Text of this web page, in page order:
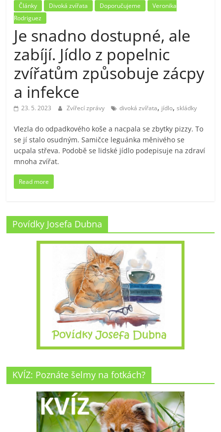
Články Divoká zvířata Doporučujeme
Veronika
Rodriguez
Je snadno dostupné, ale
zabíjí. Jídlo z popelnic
zvířatům způsobuje zácpy
a infekce
23. 5. 2023 Zvířecí zprávy divoká zvířata, jídlo,skládky
Vlezla do odpadkového koše a nacpala se zbytky pizzy. To
se jí stalo osudným. Samičce leguánka měnivého se
ucpala střeva. Podobě se lidské jídlo podepisuje na zdraví
mnoha zvířat.
Read more
Povídky Josefa Dubna
KVÍZ: Poznáte šelmy na fotkách?